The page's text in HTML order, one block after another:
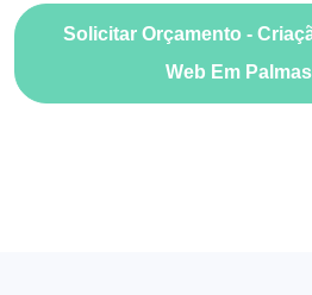
Solicitar Orçamento -
Web Em